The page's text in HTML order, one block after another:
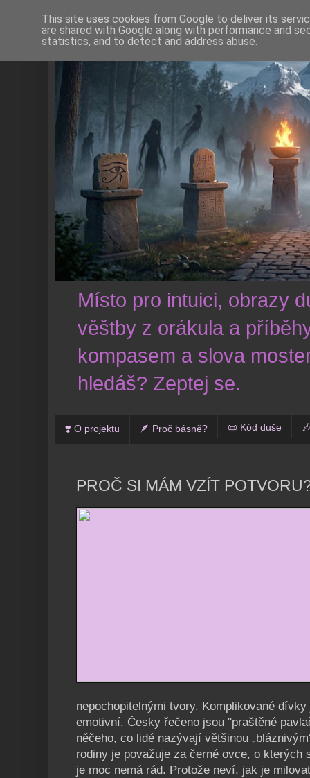
Místo pro intuici, obrazy
věštby z orákula a
kompasem a slova
hledáš? Zeptej se.
❣️ O projektu 🪶 Proč básně? 📜 Kód duše
PROČ SI MÁM VZÍT
nepochopitelnými tvory. Komplikované
emotivní. Česky řečeno jsou "praštěné
něčeho, co lidé nazývají většinou
rodiny je považuje za černé ovce, o kterých
je moc nemá rád. Protože neví, jak je
This site uses cookies from Google to deliver its
are shared with Google along with performance and
statistics, and to detect and address abuse.